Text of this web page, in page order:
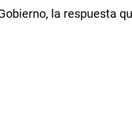
la respuesta